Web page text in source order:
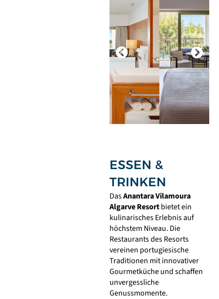
ESSEN &
TRINKEN
DasAnantara Vilamoura
Algarve Resortbietet ein
kulinarisches Erlebnis auf
höchstem Niveau. Die
Restaurants des Resorts
vereinen portugiesische
Traditionen mit innovativer
Gourmetküche und schaffen
unvergessliche
Genussmomente.